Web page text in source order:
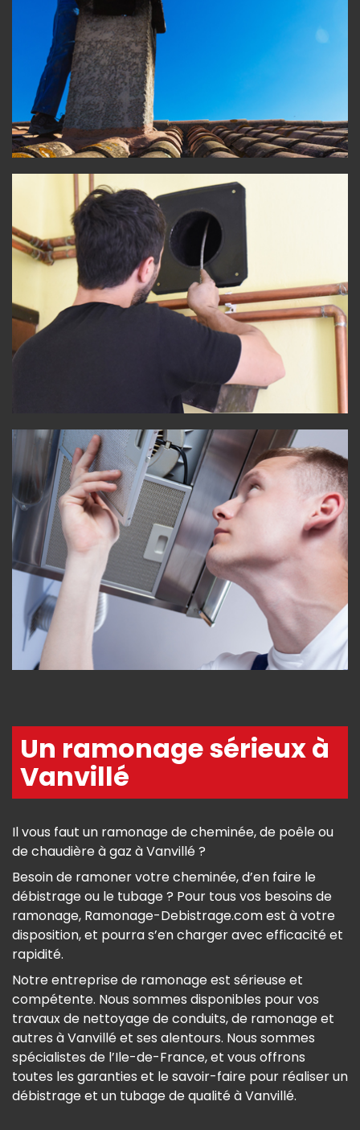
Un ramonage sérieux à
Vanvillé
Il vous faut un ramonage de cheminée, de poêle ou
de chaudière à gaz à Vanvillé ?
Besoin de ramoner votre cheminée, d’en faire le
débistrage ou le tubage ? Pour tous vos besoins de
ramonage, Ramonage-Debistrage.com est à votre
disposition, et pourra s’en charger avec efficacité et
rapidité.
Notre entreprise de ramonage est sérieuse et
compétente. Nous sommes disponibles pour vos
travaux de nettoyage de conduits, de ramonage et
autres à Vanvillé et ses alentours. Nous sommes
spécialistes de l’Ile-de-France, et vous offrons
toutes les garanties et le savoir-faire pour réaliser un
débistrage et un tubage de qualité à Vanvillé.